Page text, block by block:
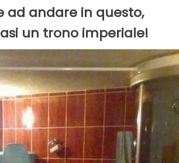
ad andare in questo,
un trono imperiale!